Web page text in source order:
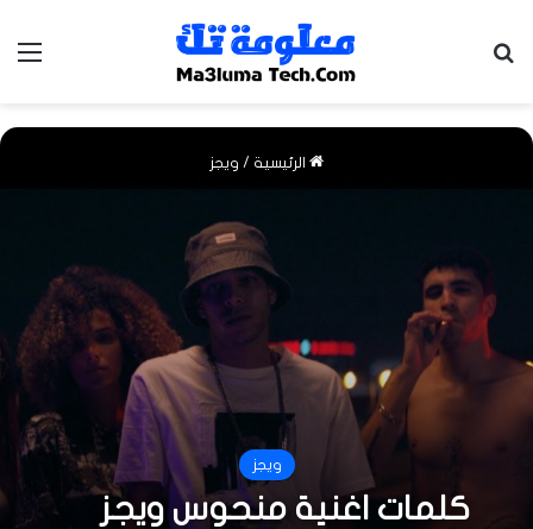
الرئيسية / ويجز
ويجز
كلمات اغنية منحوس ويجز